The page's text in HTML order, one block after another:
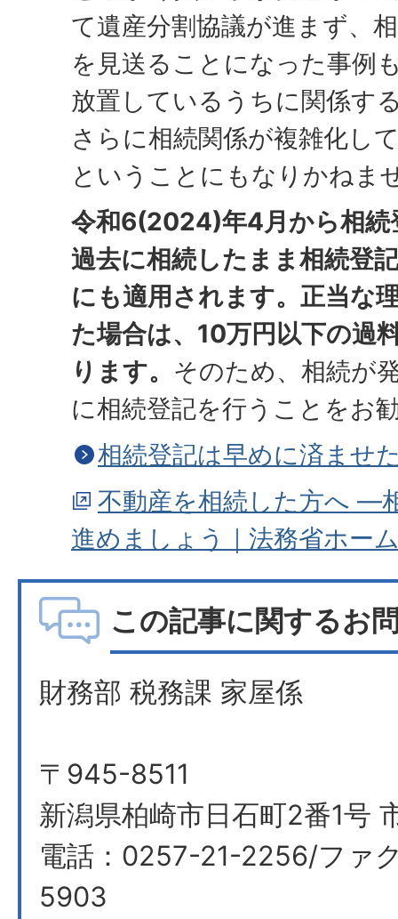
て遺産分割協議が進まず、
を見送ることになった事例
放置しているうちに関係す
さらに相続関係が複雑化し
ということにもなりかねま
令和6(2024)年4月から相続
過去に相続したまま相続登
にも適用されます。正当な
た場合は、10万円以下の過
ります。 そのため、相続が
に相続登記を行うことをお
相続登記は早めに済ませ
不動産を相続した方へ ―
進めましょう｜法務省ホー
この記事に関するお
財務部 税務課 家屋係
〒945-8511
新潟県柏崎市日石町2番1号
電話：0257-21-2256/ファ
5903